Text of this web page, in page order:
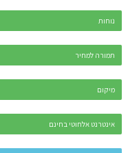
נוחות
תמורה למחיר
מיקום
אינטרנט אלחוטי בחינם